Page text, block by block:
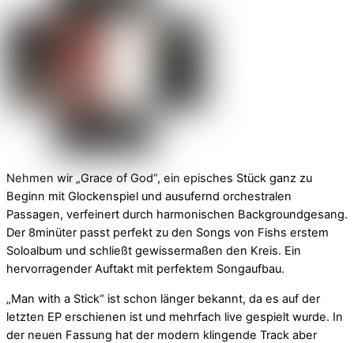
Nehmen wir „Grace of God“, ein episches Stück ganz zu
Beginn mit Glockenspiel und ausufernd orchestralen
Passagen, verfeinert durch harmonischen Backgroundgesang.
Der 8minüter passt perfekt zu den Songs von Fishs erstem
Soloalbum und schließt gewissermaßen den Kreis. Ein
hervorragender Auftakt mit perfektem Songaufbau.
„Man with a Stick“ ist schon länger bekannt, da es auf der
letzten EP erschienen ist und mehrfach live gespielt wurde. In
der neuen Fassung hat der modern klingende Track aber